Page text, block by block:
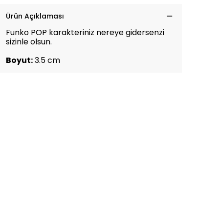
Ürün Açıklaması
Funko POP karakteriniz nereye gidersenzi
sizinle olsun.
Boyut:3.5 cm